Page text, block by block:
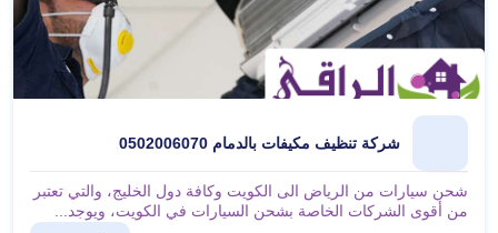
شركة تنظيف مكيفات بالدمام 0502006070
شحن سيارات من الرياض الى الكويت وكافة دول الخليج، والتي تعتبر
من أقوى الشركات الخاصة بشحن السيارات في الكويت، ويوجد...